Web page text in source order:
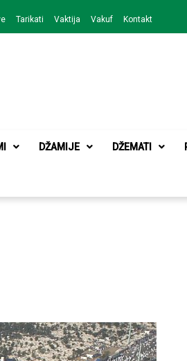
Tarikati Vaktija Vakuf Kontakt
Bijeljina
DŽAMIJE DŽEMATI